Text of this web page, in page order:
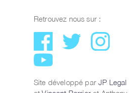
Retrouvez nous sur :
Site développé parJP Legal